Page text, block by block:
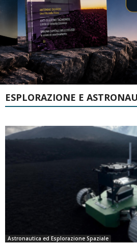
ESPLORAZIONE E
Astronautica ed Esplorazione Spaziale